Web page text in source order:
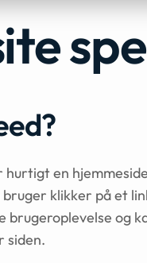
en
klikker på et
brugeroplevelse og
siden.